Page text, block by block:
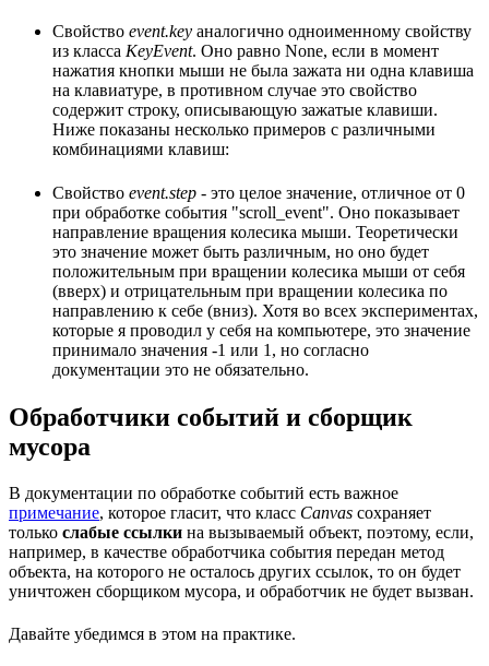
Свойство event.key аналогично одноименному свойству
из класса KeyEvent. Оно равно None, если в момент
нажатия кнопки мыши не была зажата ни одна клавиша
на клавиатуре, в противном случае это свойство
содержит строку, описывающую зажатые клавиши.
Ниже показаны несколько примеров с различными
комбинациями клавиш:
Свойство event.step - это целое значение, отличное от 0
при обработке события "scroll_event". Оно показывает
направление вращения колесика мыши. Теоретически
это значение может быть различным, но оно будет
положительным при вращении колесика мыши от себя
(вверх) и отрицательным при вращении колесика по
направлению к себе (вниз). Хотя во всех экспериментах,
которые я проводил у себя на компьютере, это значение
принимало значения -1 или 1, но согласно
документации это не обязательно.
Обработчики событий и сборщик
мусора
В документации по обработке событий есть важное
примечание, которое гласит, что класс Canvas сохраняет
только слабые ссылки на вызываемый объект, поэтому, если,
например, в качестве обработчика события передан метод
объекта, на которого не осталось других ссылок, то он будет
уничтожен сборщиком мусора, и обработчик не будет вызван.
Давайте убедимся в этом на практике.